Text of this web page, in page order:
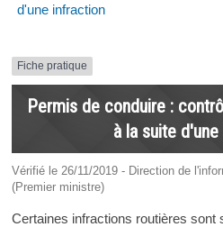
d'une infraction
Fiche pratique
Permis de conduire :
à la suite
Vérifié le 26/11/2019 - Direction de
(Premier ministre)
Certaines infractions routières sont